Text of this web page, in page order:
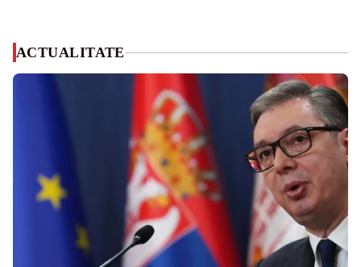
ACTUALITATE